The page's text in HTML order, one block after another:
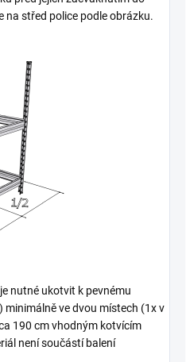
na střed police podle obrázku.
nutné ukotvit k pevnému
minimálně ve dvou místech (1x v
190 cm vhodným kotvícím
není součástí balení